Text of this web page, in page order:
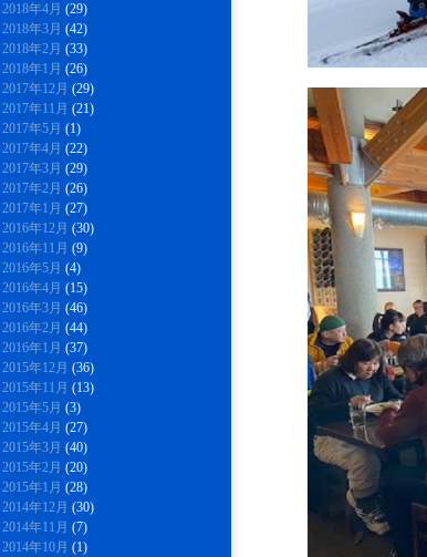
2018年4月 (29)
2018年3月 (42)
2018年2月 (33)
2018年1月 (26)
2017年12月 (29)
2017年11月 (21)
2017年5月 (1)
2017年4月 (22)
2017年3月 (29)
2017年2月 (26)
2017年1月 (27)
2016年12月 (30)
2016年11月 (9)
2016年5月 (4)
2016年4月 (15)
2016年3月 (46)
2016年2月 (44)
2016年1月 (37)
2015年12月 (36)
2015年11月 (13)
2015年5月 (3)
2015年4月 (27)
2015年3月 (40)
2015年2月 (20)
2015年1月 (28)
2014年12月 (30)
2014年11月 (7)
2014年10月 (1)